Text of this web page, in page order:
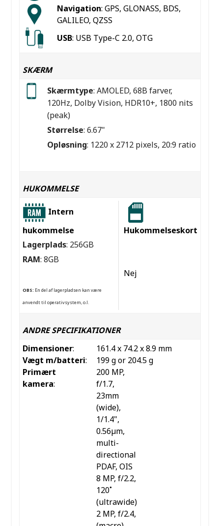
Navigation: GPS, GLONASS, BDS,
GALILEO, QZSS
USB: USB Type-C 2.0, OTG
SKÆRM
Skærmtype: AMOLED, 68B farver,
120Hz, Dolby Vision, HDR10+, 1800 nits
(peak)
Størrelse: 6.67"
Opløsning: 1220 x 2712 pixels, 20:9 ratio
HUKOMMELSE
Intern
hukommelse
Hukommelseskort
Lagerplads: 256GB
RAM: 8GB
OBS: En del af lagerpladsen kan være
anvendt til operativsystem, o.l.
Nej
ANDRE SPECIFIKATIONER
Dimensioner:
161.4 x 74.2 x 8.9 mm
Vægt m/batteri:
199 g or 204.5 g
Primært
kamera:
200 MP,
f/1.7,
23mm
(wide),
1/1.4",
0.56µm,
multi-
directional
PDAF, OIS
8 MP, f/2.2,
120˚
(ultrawide)
2 MP, f/2.4,